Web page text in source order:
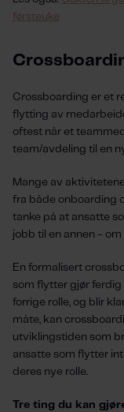
førsteuke
Crossboarding er et
flytting av
oftest når et
team/avdeling til en
Mange av
fra både onboarding
tanke på at ansatte
jobb til en annen -
En formalisert
som flytter gjør
forrige rolle, og blir
måte, kan
utviklingstiden som
ansatte som flytter
deres nye rolle.
Tre ting du kan